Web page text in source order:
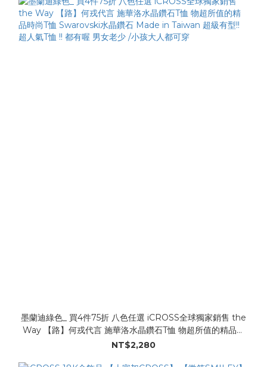
墨蘭迪綠色_ 買4件75折 八色任選 iCROSS全球獨家銷售 the
Way 【路】何戎代言 施華洛水晶鑽石T恤 物超所值的精品時
尚T恤 Swarovski水晶鑽石 Made in Taiwan 超級有型!! 超人NT$2,280